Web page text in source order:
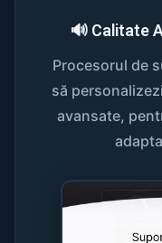
🔊 Calitate
Procesorul de
să
avansate,